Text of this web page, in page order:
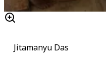
Jitamanyu Das